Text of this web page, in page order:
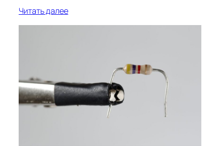
Читать далее